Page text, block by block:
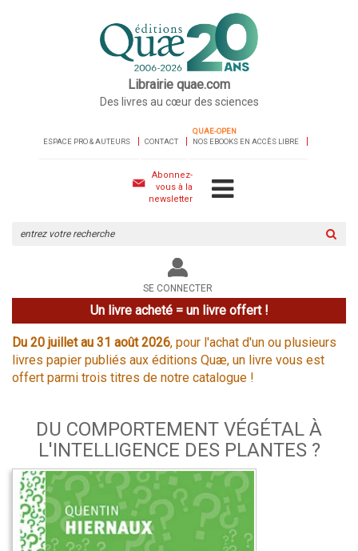
Librairie quae.com
Des livres au cœur des sciences
ESPACE PRO & AUTEURS CONTACT
QUAE-OPEN
NOS EBOOKS EN ACCÈS LIBRE
Abonnez-
vous à la
newsletter
le
site
SE CONNECTER
Un livre acheté = un livre offert !
Du 20 juillet au 31 août 2026, pour l'achat d'un ou plusieurs
livres papier publiés aux éditions Quæ, un livre vous est
offert parmi trois titres de notre catalogue !
DU COMPORTEMENT VÉGÉTAL À
L'INTELLIGENCE DES PLANTES ?